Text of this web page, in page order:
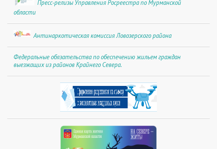
Пресс-релизы Управления Росреестра по Мурманской
области
Антинаркотическая комиссия Ловозерского района
Федеральные обязательства по обеспечению жильем граждан
выезжащих из районов Крайнего Севера.